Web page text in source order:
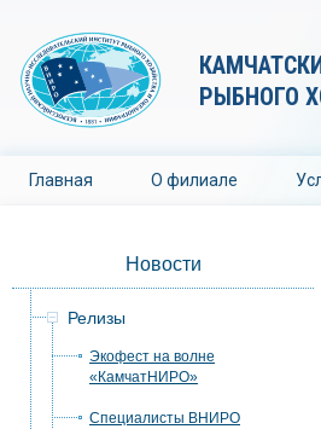
РЫБНОГО
Главная О филиале
Новости
Релизы
Экофест на волне
«КамчатНИРО»
Специалисты ВНИРО